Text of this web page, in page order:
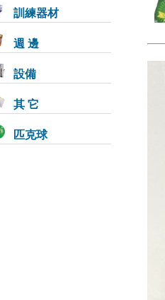
訓練器材
週 邊
設備
其 它
匹克球